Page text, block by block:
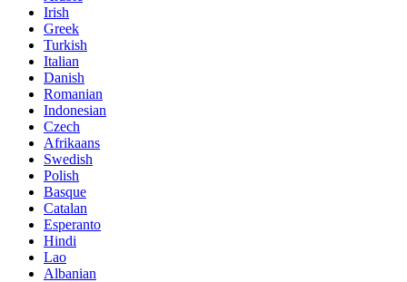
Irish
Greek
Turkish
Italian
Danish
Romanian
Indonesian
Czech
Afrikaans
Swedish
Polish
Basque
Catalan
Esperanto
Hindi
Lao
Albanian